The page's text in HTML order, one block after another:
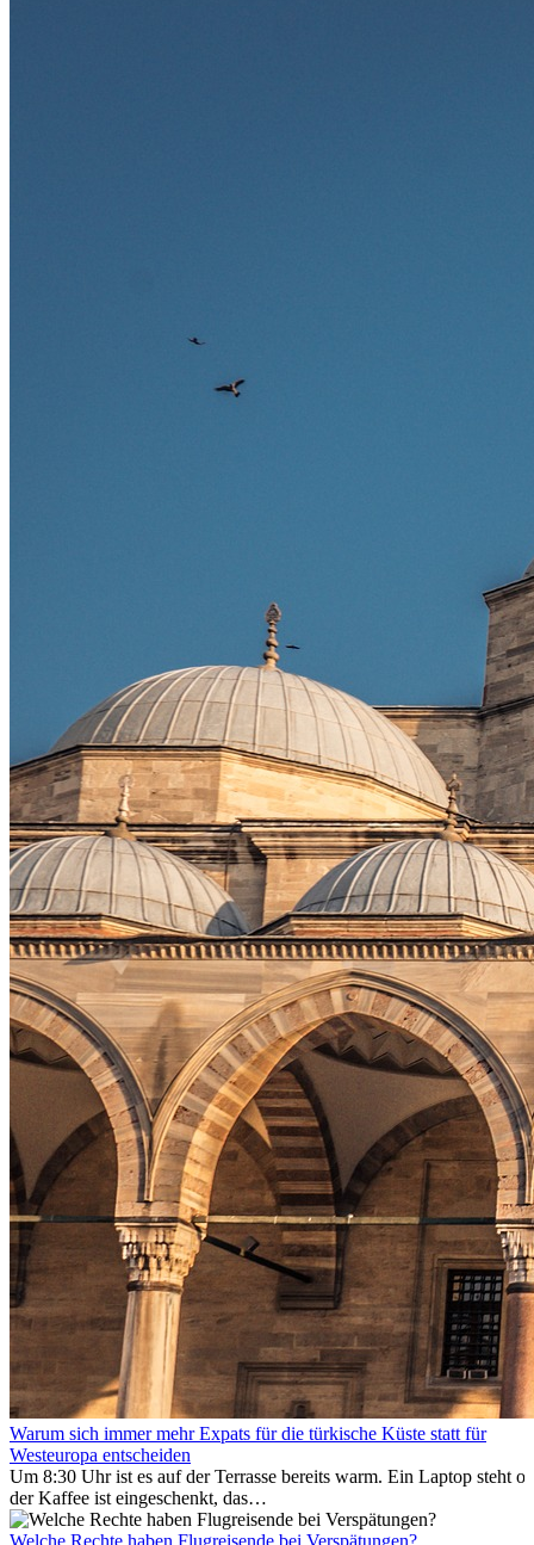
Warum sich immer mehr Expats für die türkische Küste statt für
Westeuropa entscheiden
Um 8:30 Uhr ist es auf der Terrasse bereits warm. Ein Laptop steht
der Kaffee ist eingeschenkt, das
Meer ist nur wenige Meter entfernt. Für viele Expats in